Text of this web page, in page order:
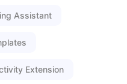
Assistant
Extension